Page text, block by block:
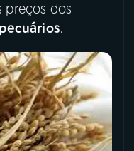
preços dos
.